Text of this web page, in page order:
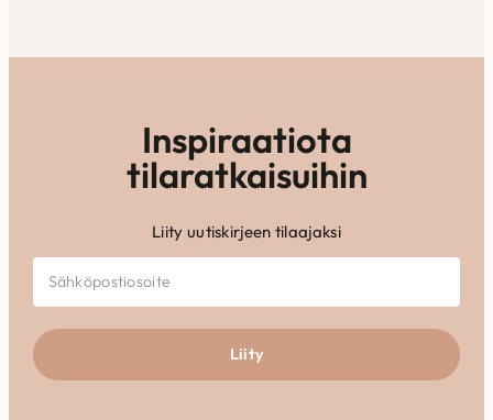
Inspiraatiota
tilaratkaisuihin
Liity uutiskirjeen tilaajaksi
Liity